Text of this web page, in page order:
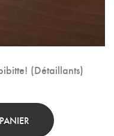
(Détaillants)